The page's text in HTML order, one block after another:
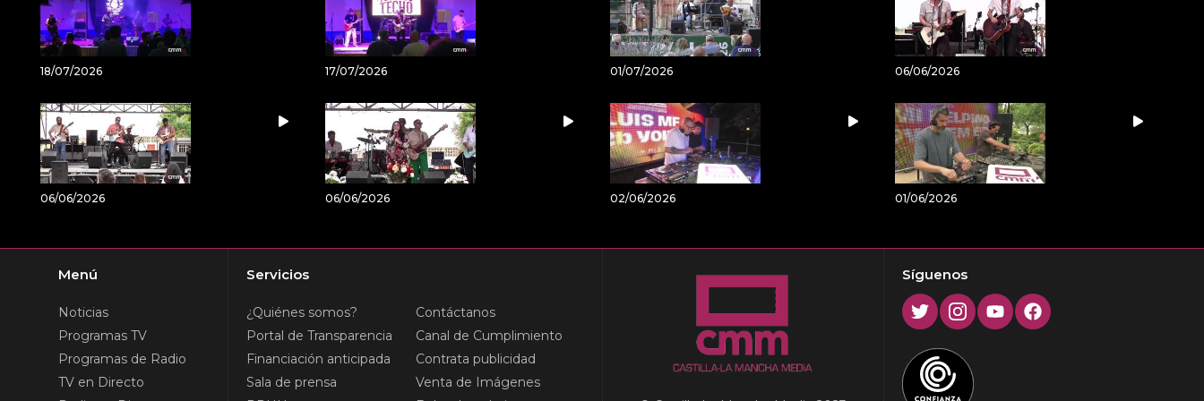
18/07/2026 17/07/2026 01/07/2026 06/06/2026
06/06/2026 06/06/2026 02/06/2026 01/06/2026
Menú
Noticias
Programas TV
Programas de Radio
TV en Directo
Servicios
¿Quiénes somos?
Portal de Transparencia
Financiación anticipada
Sala de prensa
Contáctanos
Canal de Cumplimiento
Contrata publicidad
Venta de Imágenes
Síguenos
TwitterInstagram
YoutubeFacebook